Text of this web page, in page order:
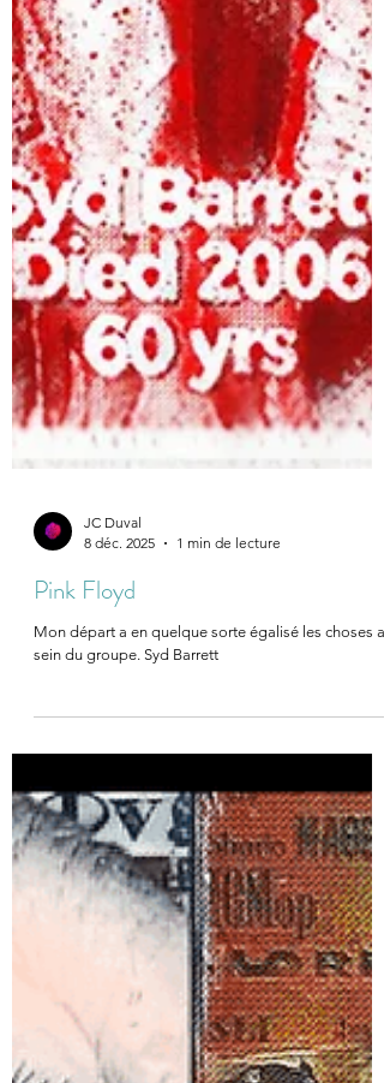
JC Duval
8 déc. 2025
1 min de lecture
Pink Floyd
Mon départ a en quelque sorte égalisé les choses au
sein du groupe. Syd Barrett